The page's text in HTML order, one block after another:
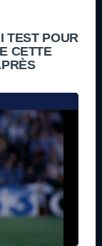
TEST POUR
CETTE